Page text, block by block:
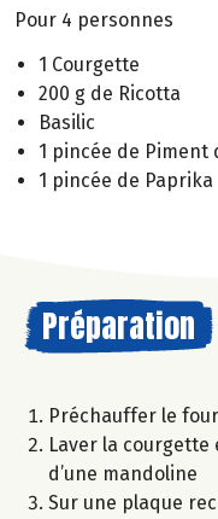
Pour 4 personnes
1 Courgette
200 g de Ricotta
Basilic
1 pincée de Piment
1 pincée de Paprika
Préparation
Préchauffer le four
Laver la courgette
d’une mandoline
Sur une plaque